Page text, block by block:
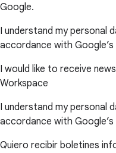
Google.
I understand my personal
accordance with Google’s
I would like to receive
Workspace
I understand my personal
accordance with Google’s
Quiero recibir boletines